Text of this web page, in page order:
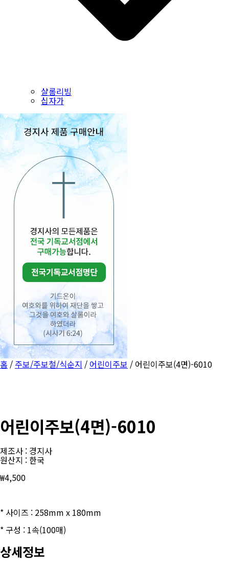
샬롬리빙
십자가
홈 / 주보/주보철/식순지 / 어린이주보 / 어린이주보(4면)-6010
어린이주보(4면)-6010
제조사 : 경지사
원산지 : 한국
₩4,500
* 사이즈 : 258mm x 180mm
* 구성 : 1속(100매)
상세정보